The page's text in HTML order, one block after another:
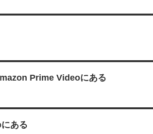
Prime Videoにある
ある